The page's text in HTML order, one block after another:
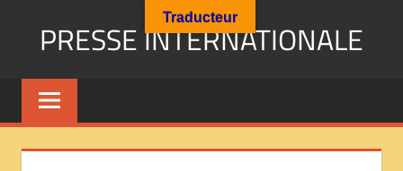
PRESSE INTERNATIONALE
Presse
Internationale
Géopolitique
Traducteur